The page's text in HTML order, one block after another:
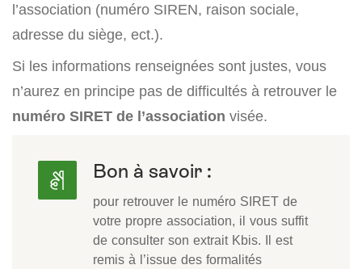
l’association (numéro SIREN, raison sociale,
adresse du siège, ect.).
Si les informations renseignées sont justes, vous
n’aurez en principe pas de difficultés à retrouver le
numéro SIRET de l’association visée.
Bon à savoir :
pour retrouver le numéro SIRET de
votre propre association, il vous suffit
de consulter son extrait Kbis. Il est
remis à l’issue des formalités